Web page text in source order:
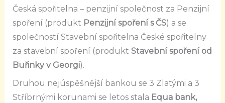
Česká spořitelna – penzijní společnost za Penzijní
spoření (produkt Penzijní spoření s ČS) a se
společností Stavební spořitelna České spořitelny
za stavební spoření (produkt Stavební spoření od
Buřinky v Georgi).
Druhou nejúspěšnější bankou se 3 Zlatými a 3
Stříbrnými korunami se letos stala Equa bank,